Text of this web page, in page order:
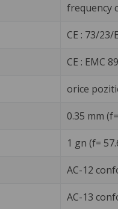
frequency
CE : 73/23/
CE : EMC
orice
0.35 mm
1 gn (f=
AC-12
AC-13